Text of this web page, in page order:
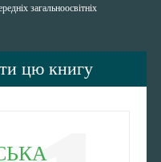
загальноосвітніх
цю книгу